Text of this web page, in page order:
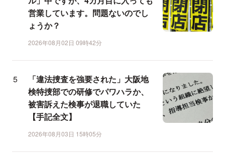
営業しています。問題ないのでし
ょうか？
2026年08月02日 09時42分
「違法捜査を強要された」大阪地
検特捜部での研修でパワハラか、
被害訴えた検事が退職していた
【手記全文】
2026年08月03日 15時05分